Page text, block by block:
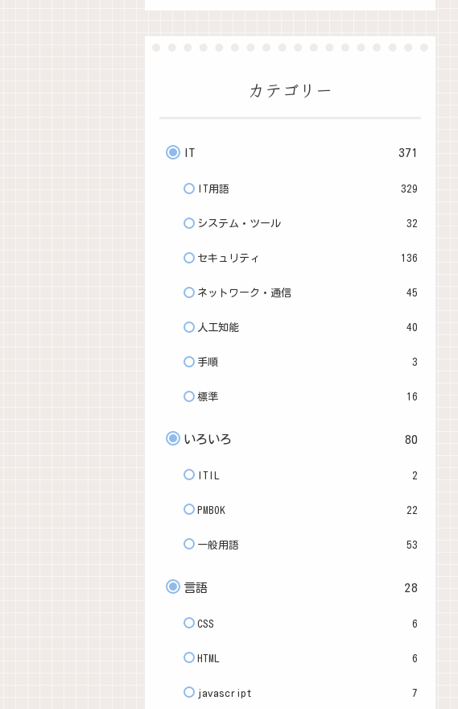
カテゴリー
IT 371
IT用語 329
システム・ツール 32
セキュリティ 136
ネットワーク・通信 45
人工知能 40
手順 3
標準 16
いろいろ 80
ITIL 2
PMBOK 22
一般用語 53
言語 28
CSS 6
HTML 6
javascript 7